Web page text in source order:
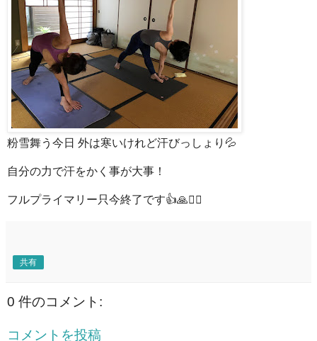
粉雪舞う今日 外は寒いけれど汗びっしょり💦
自分の力で汗をかく事が大事！
フルプライマリー只今終了です👍🙏🧘‍♂️
共有
0 件のコメント:
コメントを投稿